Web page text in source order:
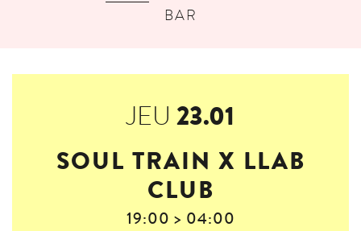
BAR
JEU 23.01
SOUL TRAIN X LLAB
CLUB
19:00 > 04:00